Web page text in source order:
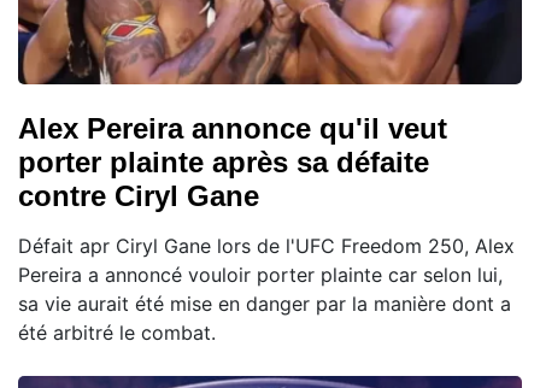
Alex Pereira annonce qu'il veut
porter plainte après sa défaite
contre Ciryl Gane
Défait apr Ciryl Gane lors de l'UFC Freedom 250, Alex
Pereira a annoncé vouloir porter plainte car selon lui,
sa vie aurait été mise en danger par la manière dont a
été arbitré le combat.